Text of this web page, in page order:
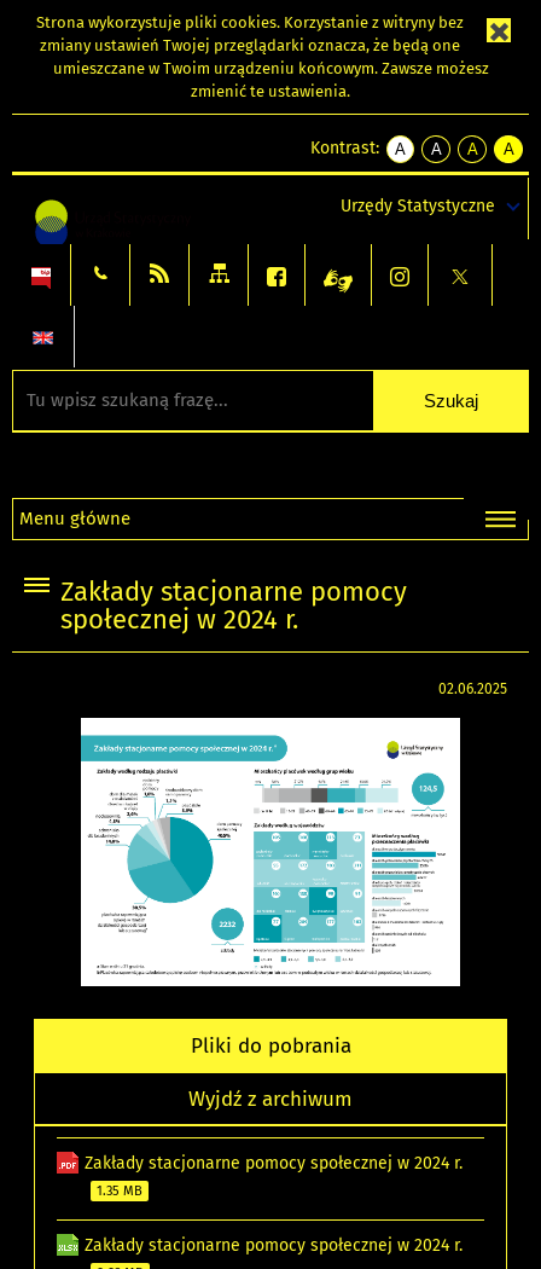
Strona wykorzystuje pliki cookies. Korzystanie z witryny bez
zmiany ustawień Twojej przeglądarki oznacza, że będą one
umieszczane w Twoim urządzeniu końcowym. Zawsze możesz
zmienić te ustawienia.
Kontrast:
A
kontrast
A
kontrast
tekst
czarnym
A
kontrast
tekst
czarnym
A
tekst
żółtym
Urzędy Statystyczne
Menu główne
Zakłady stacjonarne pomocy
społecznej w 2024 r.
02.06.2025
Pliki do pobrania
Wyjdź z archiwum
Zakłady stacjonarne pomocy społecznej w 2024 r.
1.35 MB
Zakłady stacjonarne pomocy społecznej w 2024 r.